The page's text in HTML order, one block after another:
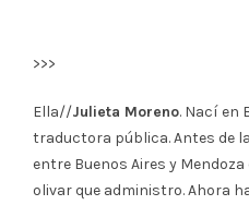
>>>
Ella//Julieta Moreno. Nací en
traductora pública. Antes de
entre Buenos Aires y
olivar que administro. Ahora